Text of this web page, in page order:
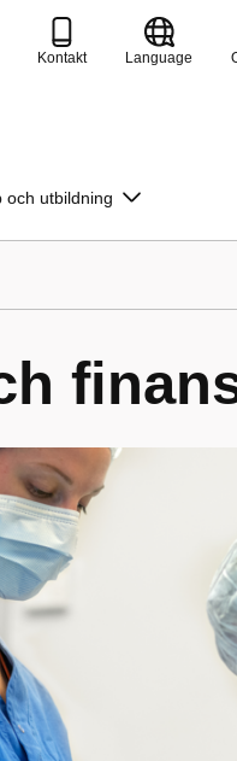
Kontakt Language
och utbildning